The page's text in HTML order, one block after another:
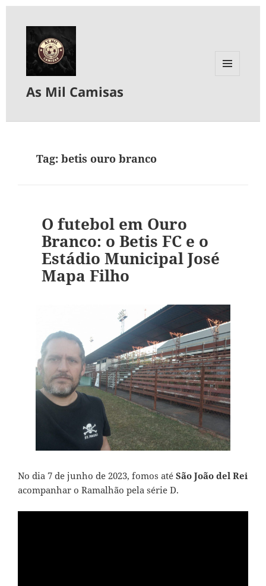
As Mil Camisas
Tag:betis ouro branco
O futebol em Ouro
Branco: o Betis FC e o
Estádio Municipal José
Mapa Filho
No dia 7 de junho de 2023, fomos até São João del Rei
acompanhar o Ramalhão pela série D.